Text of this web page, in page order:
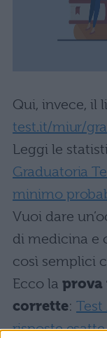
Qui, invece, il
test.it/miur/
Leggi le
Graduatoria
minimo
Vuoi dare
di medicina e
così semplici
Ecco la prova
corrette:
risposte esatte